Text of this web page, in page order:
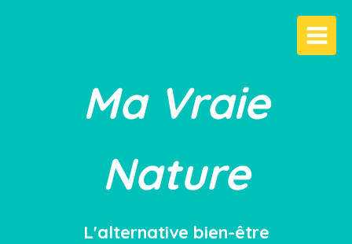
Ma Vraie
Nature
L'alternative bien-être